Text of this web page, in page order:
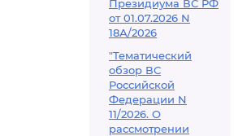
Президиума ВС РФ
от 01.07.2026 N
18А/2026
"Тематический
обзор ВС
Российской
Федерации N
11/2026. О
рассмотрении